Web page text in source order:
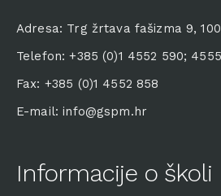
Adresa: Trg žrtava fašizma 9,
Telefon: +385 (0)1 4552 590;
Fax: +385 (0)1 4552 858
E-mail: info@gspm.hr
Informacije o školi